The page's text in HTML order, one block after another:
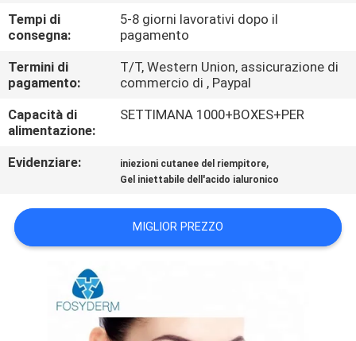
CASI
CHIEDI
PREVENTIVO
SHOPPING
ONLINE
Tempi di
consegna:
5-8 giorni lavorativi dopo il
pagamento
Termini di
pagamento:
T/T, Western Union, assicurazione di
commercio di , Paypal
Capacità di
alimentazione:
SETTIMANA 1000+BOXES+PER
Evidenziare: iniezioni cutanee del riempitore,
Gel iniettabile dell'acido ialuronico
MIGLIOR PREZZO